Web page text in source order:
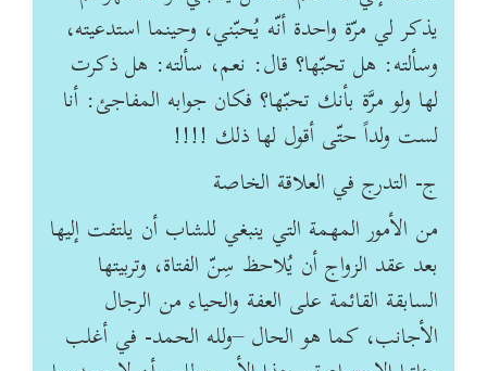
يذكر لي مرّة واحدة أنّه يُحبّني، وحينما استدعيته،
وسألته: هل تحبّها؟ قال: نعم، سألته: هل ذكرت
لها ولو مرَّة بأنك تحبّها؟ فكان جوابه المفاجئ: أنا
لست ولداً حتّى أقول لها ذلك !!!!
ج- التدرج في العلاقة الخاصة
من الأمور المهمة التي ينبغي للشاب أن يلتفت إليها
بعد عقد الزواج أن يُلاحظ سِنّ الفتاة، وتربيتها
السابقة القائمة على العفة والحياء من الرجال
الأجانب، كما هو الحال –ولله الحمد- في أغلب